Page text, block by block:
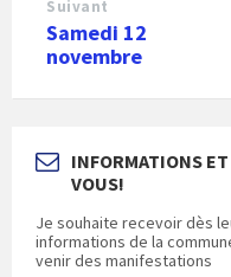
Suivant
Samedi 12
novembre
INFORMATIONS
VOUS!
Je souhaite recevoir dès
informations de la
venir des manifestations